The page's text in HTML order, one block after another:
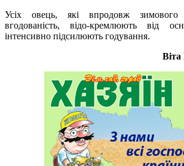
Усіх овець, які впродовж зимового
вгодованість, відо-кремлюють від
інтенсивно підсилюють годування.